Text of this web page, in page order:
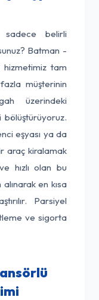
belirli
Batman -
hizmetimiz tam
müşterinin
üzerindeki
bölüştürüyoruz.
eşyası ya da
araç kiralamak
hızlı olan bu
en kısa
Parsiyel
ve sigorta